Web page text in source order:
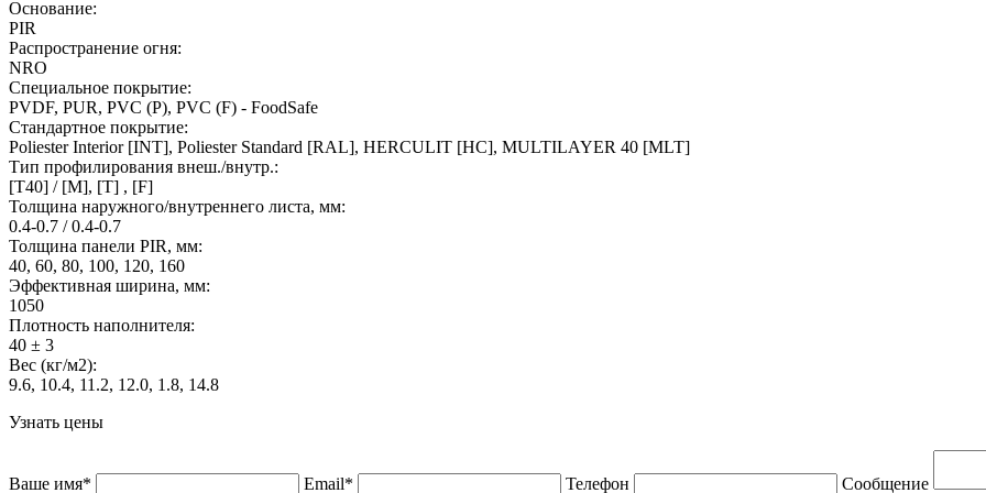
Основание:
PIR
Распространение огня:
NRO
Специальное покрытие:
PVDF, PUR, PVC (P), PVC (F) - FoodSafe
Стандартное покрытие:
Poliester Interior [INT], Poliester Standard [RAL], HERCULIT [HC], MULTILAYER 40 [MLT]
Тип профилирования внеш./внутр.:
[T40] / [M], [T] , [F]
Толщина наружного/внутреннего листа, мм:
0.4-0.7 / 0.4-0.7
Толщина панели PIR, мм:
40, 60, 80, 100, 120, 160
Эффективная ширина, мм:
1050
Плотность наполнителя:
40 ± 3
Вес (кг/м2):
9.6, 10.4, 11.2, 12.0, 1.8, 14.8
Узнать цены
Ваше имя* Email* Телефон Сообщение